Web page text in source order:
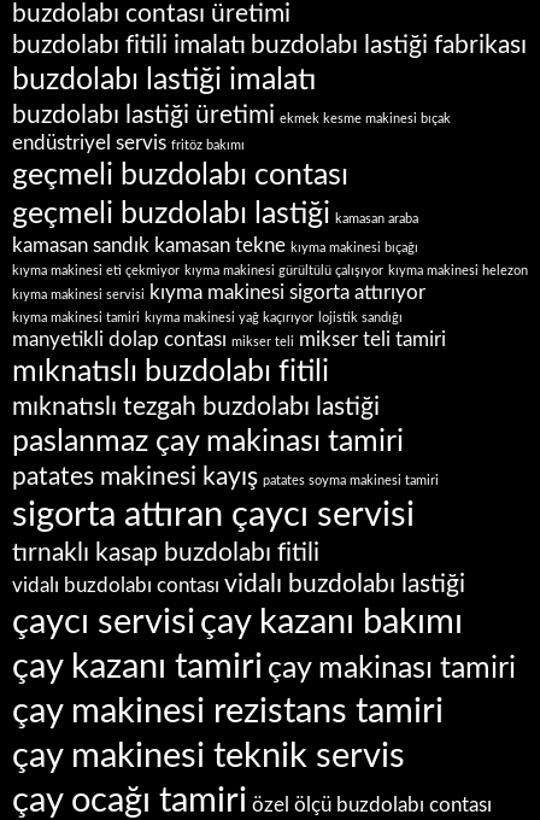
buzdolabı contası üretimi
buzdolabı fitili imalatı buzdolabı lastiği fabrikası
buzdolabı lastiği imalatı
buzdolabı lastiği üretimi ekmek kesme makinesi bıçak
endüstriyel servis fritöz bakımı
geçmeli buzdolabı contası
geçmeli buzdolabı lastiği kamasan araba
kamasan sandık kamasan tekne kıyma makinesi bıçağı
kıyma makinesi eti çekmiyor kıyma makinesi gürültülü çalışıyor kıyma makinesi helezon
kıyma makinesi servisi
kıyma makinesi sigorta attırıyor
kıyma makinesi tamiri kıyma makinesi yağ kaçırıyor lojistik sandığı
manyetikli dolap contası mikser teli mikser teli tamiri
mıknatıslı buzdolabı fitili
mıknatıslı tezgah buzdolabı lastiği
paslanmaz çay makinası tamiri
patates makinesi kayış patates soyma makinesi tamiri
sigorta attıran çaycı servisi
tırnaklı kasap buzdolabı fitili
vidalı buzdolabı contası vidalı buzdolabı lastiği
çaycı servisi çay kazanı bakımı
çay kazanı tamiri çay makinası tamiri
çay makinesi rezistans tamiri
çay makinesi teknik servis
çay ocağı tamiri özel ölçü buzdolabı contası